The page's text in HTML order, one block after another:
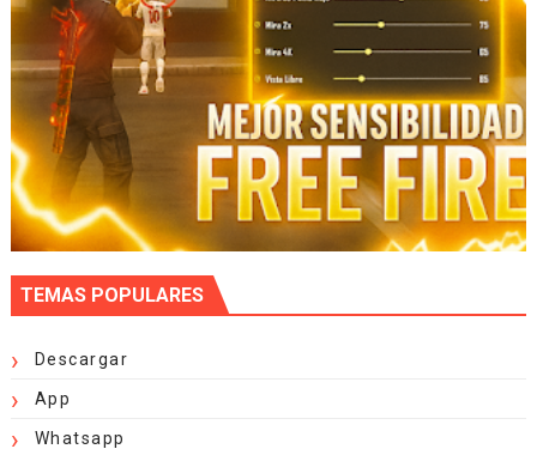
TEMAS POPULARES
Descargar
App
Whatsapp